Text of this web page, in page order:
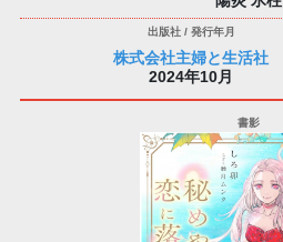
株式会社主婦と生活社
2024年10月